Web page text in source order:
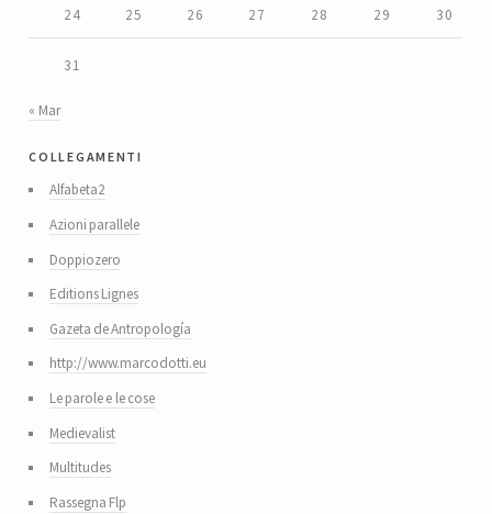
24 25 26 27 28 29 30
31
« Mar
collegamenti
Alfabeta2
Azioni parallele
Doppiozero
Editions Lignes
Gazeta de Antropología
http://www.marcodotti.eu
Le parole e le cose
Medievalist
Multitudes
Rassegna Flp